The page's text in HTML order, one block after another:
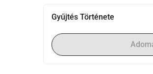
Gyűjtés Története